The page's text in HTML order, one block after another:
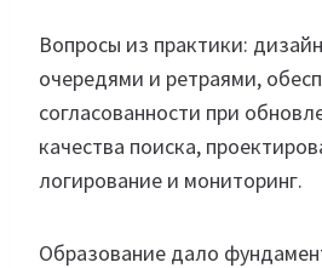
Вопросы из практики:
очередями и ретраями,
согласованности при
качества поиска,
логирование и мониторинг.
Образование дало